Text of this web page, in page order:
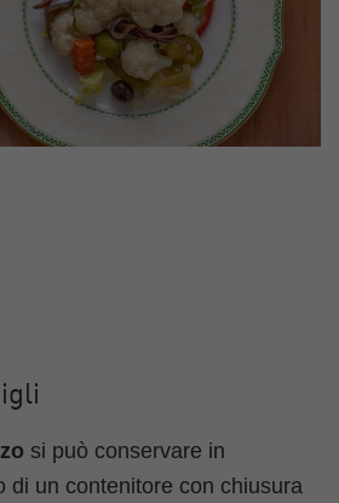
si può conservare in
di un contenitore con chiusura